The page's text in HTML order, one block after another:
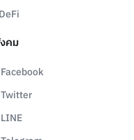
คม
Facebook
Twitter
LINE